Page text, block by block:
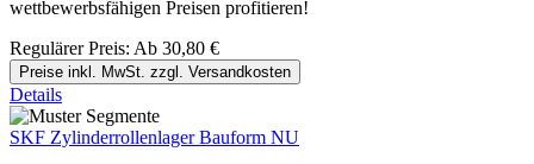
wettbewerbsfähigen Preisen profitieren!
Regulärer Preis: Ab 30,80 €
Preise inkl. MwSt. zzgl. Versandkosten
Details
SKF Zylinderrollenlager Bauform NU